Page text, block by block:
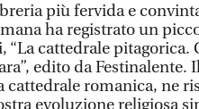
più fervida e
ha registrato un
“La cattedrale
edito da
cattedrale romanica, ne
evoluzione religiosa